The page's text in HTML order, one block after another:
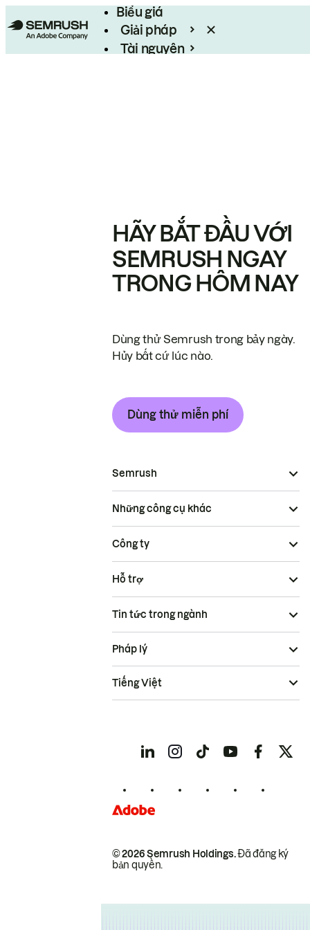
Biểu giá
Giải pháp
Tài nguyên
HÃY BẮT ĐẦU VỚI
SEMRUSH NGAY
TRONG HÔM NAY
Dùng thử Semrush trong bảy ngày.
Hủy bất cứ lúc nào.
Dùng thử miễn phí
Semrush
Những công cụ khác
Công ty
Hỗ trợ
Tin tức trong ngành
© 2026 Semrush Holdings.Đã đăng ký
bản quyền.
Pháp lý
Tiếng Việt